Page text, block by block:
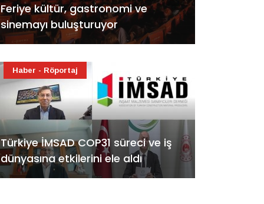
Feriye kültür, gastronomi ve
sinemayı buluşturuyor
Türkiye İMSAD COP31 süreci ve iş
dünyasına etkilerini ele aldı
Haber - Röportaj